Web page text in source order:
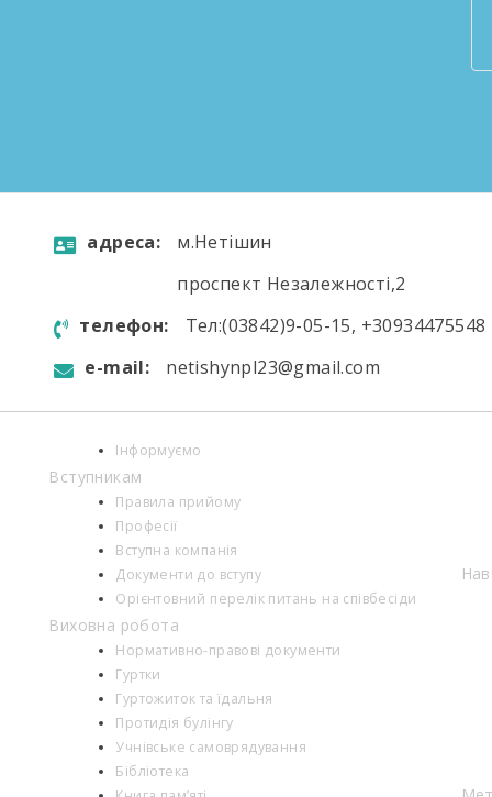
aдресa:
м.Нетішин
проспект Незалежності,2
телефон:
Тел:(03842)9-05-15, +30934475548
e-mail:
netishynpl23@gmail.com
Інформуємо
Вступникам
Правила прийому
Професії
Вступна компанія
Документи до вступу
Орієнтовний перелік питань на співбесіди
Виховна робота
Нормативно-правові документи
Гуртки
Гуртожиток та їдальня
Протидія булінгу
Учнівське самоврядування
Бібліотека